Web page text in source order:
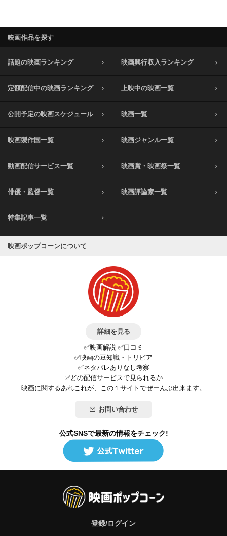
映画作品を探す
話題の映画ランキング 映画興行収入ランキング
定額配信中の映画ランキング 上映中の映画一覧
公開予定の映画スケジュール 映画一覧
映画製作国一覧 映画ジャンル一覧
動画配信サービス一覧 映画賞・映画祭一覧
俳優・監督一覧 映画評論家一覧
特集記事一覧
映画ポップコーンについて
詳細を見る
✅映画解説 ✅口コミ
✅映画の豆知識・トリビア
✅ネタバレありなし考察
✅どの配信サービスで見られるか
映画に関するあれこれが、この１サイトでぜーんぶ出来ます。
お問い合わせ
公式SNSで最新の情報をチェック!
登録/ログイン